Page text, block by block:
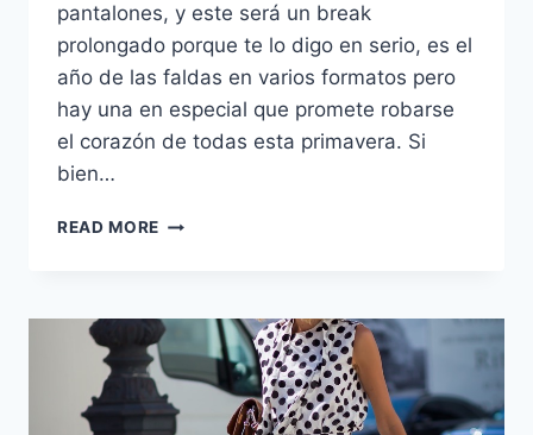
pantalones, y este será un break
prolongado porque te lo digo en serio, es el
año de las faldas en varios formatos pero
hay una en especial que promete robarse
el corazón de todas esta primavera. Si
bien…
READ MORE TENDENCIA:
QUERRÁS
USAR
ESTE
VERANO,
LA